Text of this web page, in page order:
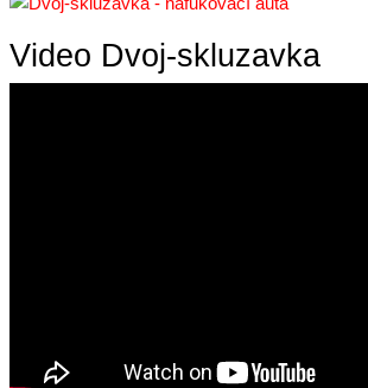
Video Dvoj-skluzavka